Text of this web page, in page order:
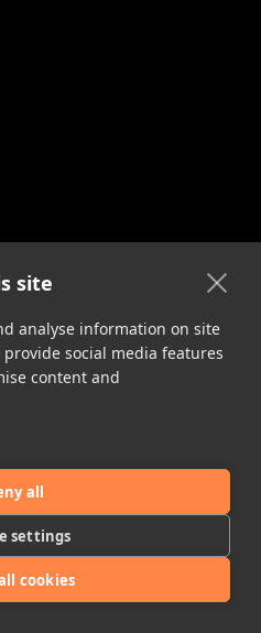
site
analyse information on site
social media features
content and
all
settings
cookies